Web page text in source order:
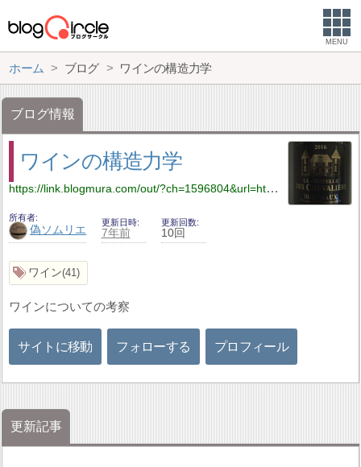
MENU
ホーム ブログ ワインの構造力学
ブログ情報
ワインの構造力学
https://link.blogmura.com/out/?ch=1596804&url=https://wineholic.muragon.com/
所有者
偽ソムリエ
更新日時
7年前
更新回数
10回
ワイン 41
ワインについての考察
サイトに移動 フォローする プロフィール
更新記事